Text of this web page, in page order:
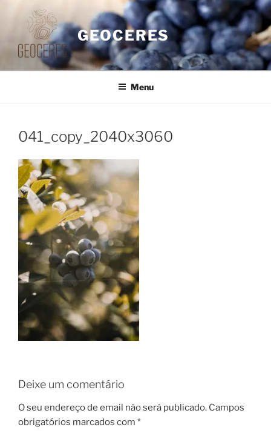
conteúdo
GEOCERES
Menu
041_copy_2040x3060
Deixe um comentário
O seu endereço de email não será publicado. Campos
obrigatórios marcados com *